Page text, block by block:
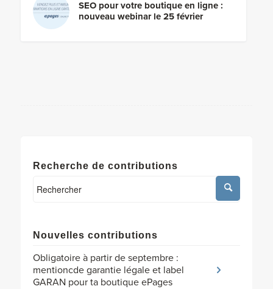
SEO pour votre boutique en ligne :
nouveau webinar le 25 février
Recherche de contributions
Nouvelles contributions
Obligatoire à partir de septembre :
mentioncde garantie légale et label
GARAN pour ta boutique ePages